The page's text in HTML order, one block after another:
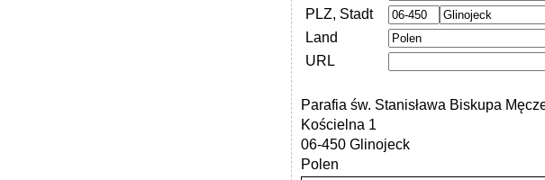
PLZ, Stadt
Land
URL
Parafia św. Stanisława Biskupa
Kościelna 1
06-450 Glinojeck
Polen